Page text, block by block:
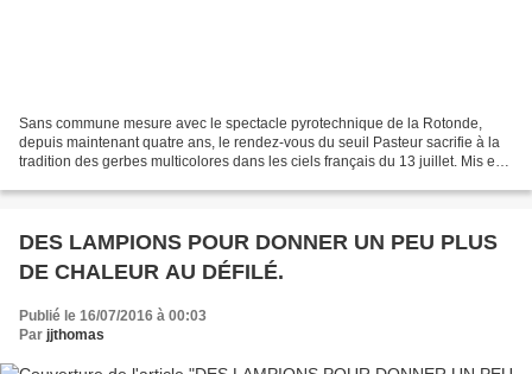
Sans commune mesure avec le spectacle pyrotechnique de la Rotonde,
depuis maintenant quatre ans, le rendez-vous du seuil Pasteur sacrifie à la
tradition des gerbes multicolores dans les ciels français du 13 juillet. Mis en
DES LAMPIONS POUR DONNER UN PEU PLUS
DE CHALEUR AU DÉFILÉ.
Publié le 16/07/2016 à 00:03
Par jjthomas